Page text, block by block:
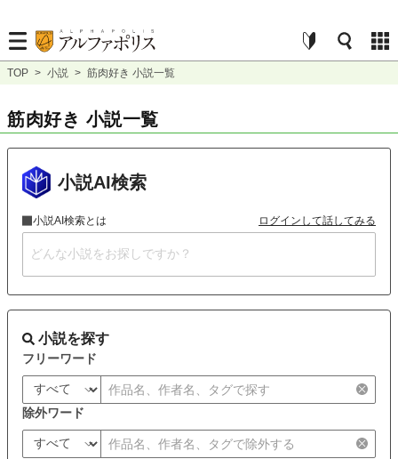
TOP > 小説 > 筋肉好き 小説一覧
筋肉好き 小説一覧
小説AI検索
小説AI検索とは ログインして話してみる
小説を探す
フリーワード
除外ワード